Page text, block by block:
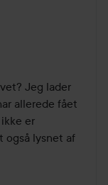
Jeg lader
allerede fået
er
også lysnet af